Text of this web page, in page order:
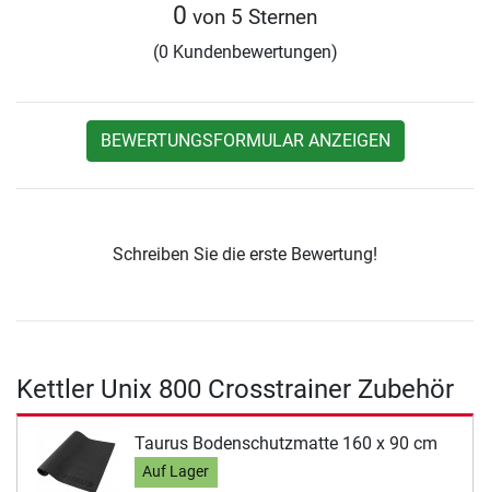
0 von 5 Sternen
(0 Kundenbewertungen)
BEWERTUNGSFORMULAR ANZEIGEN
Schreiben Sie die erste Bewertung!
Kettler Unix 800 Crosstrainer Zubehör
Taurus Bodenschutzmatte 160 x 90 cm
Auf Lager